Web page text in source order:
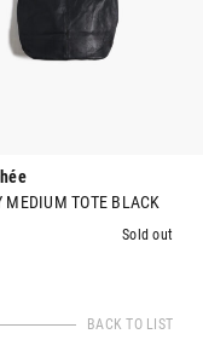
MEDIUM TOTE BLACK
Sold out
BACK TO LIST